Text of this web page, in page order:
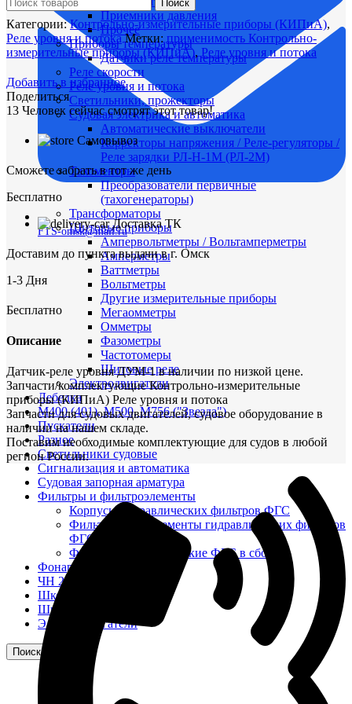
FTS-omsk@mail.ru
Приемники давления
Прочее
Приборы температуры
Датчики реле температуры
Реле скорости
Реле уровня и потока
Светильники, прожекторы
Судовая электрика и автоматика
Автоматические выключатели
Корректоры напряжения / Реле-регуляторы /
Реле зарядки РЛ-Н-1М (РЛ-2М)
Тахоментры
Преобразователи первичные
(тахогенераторы)
Трансформаторы
Щитовые приборы
Ампервольтметры / Вольтамперметры
Амперметры
Ваттметры
Вольтметры
Другие измерительные приборы
Мегаомметры
Омметры
Фазометры
Частотомеры
Щитовые реле
Электродвигатели
Лебедка
М400 (401), М500, М756 ("Звезда")
Пускатели
Разное
Светильники судовые
Сигнализация и автоматика
Судовая запорная арматура
Фильтры и фильтроэлементы
Корпусы гидравлических фильтров ФГС
Фильтрующие элементы гидравлических фильтров
ФГС
Фильтры гидравлические ФГС в сборе
Фонари
ЧН 25/34
Шкода 6S-160
Шкода-275
Электродвигатели
Поиск
Поиск
уровня
ДУМ-1
Категории: Контрольно-измерительные приборы (КИПиА),
Реле уровня и потока Метки: применимость Контрольно-
измерительные приборы (КИПиА), Реле уровня и потока
Добавить в избранное
Поделиться
13 Человек сейчас смотрят этот товар!
Самовывоз
Сможете забрать в тот же день
Бесплатно
Доставка ТК
Доставим до пункта выдачи в г. Омск
1-3 Дня
Бесплатно
Описание
Датчик-реле уровня ДУМ-1 в наличии по низкой цене.
Запчасти/комплектующие Контрольно-измерительные
приборы (КИПиА) Реле уровня и потока
Запчасти для судовых двигателей, судовое оборудование в
наличии на нашем складе.
Поставим необходимые комплектующие для судов в любой
регион России.